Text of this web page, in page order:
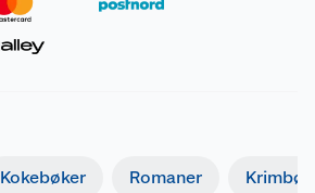
Kokebøker Romaner